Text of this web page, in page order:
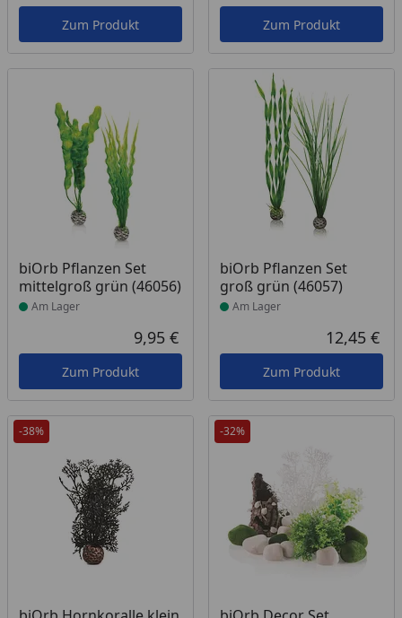
Zum Produkt Zum Produkt
biOrb Pflanzen Set
mittelgroß grün (46056)
Produkt am Lager
Am Lager
Aktueller Preis
9,95 €
Zum Produkt
biOrb Pflanzen Set
groß grün (46057)
Produkt am Lager
Am Lager
12,45 €
Zum Produkt
-38%
Produkt am Lager
-32%
Produkt am Lager